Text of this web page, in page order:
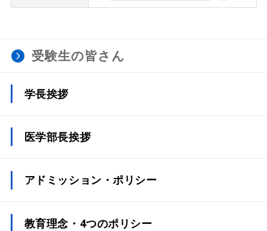
受験生の皆さん
学長挨拶
医学部長挨拶
アドミッション・ポリシー
教育理念・4つのポリシー